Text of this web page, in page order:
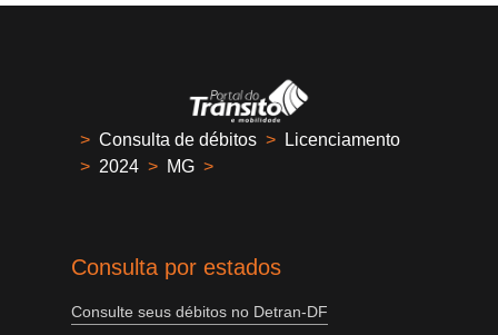
> Consulta de débitos >
Licenciamento
> 2024 > MG >
Consulta por estados
Consulte seus débitos no Detran-DF